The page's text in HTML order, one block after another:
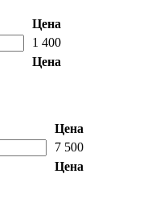
Цена
1 400
Цена
Цена
7 500
Цена